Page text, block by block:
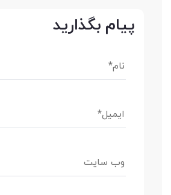
پیام بگذارید